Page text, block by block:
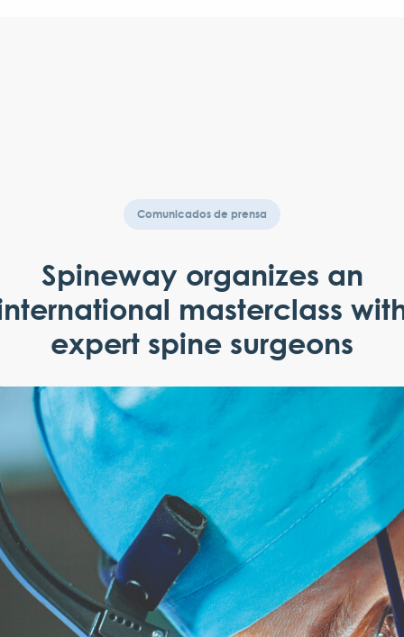
Comunicados de prensa
Spineway organizes an
masterclass
expert spine surgeons